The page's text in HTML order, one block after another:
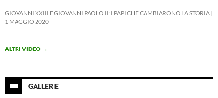
GIOVANNI XXIII E GIOVANNI PAOLO II: I PAPI CHE CAMBIARONO LA STORIA
1 MAGGIO 2020
ALTRI VIDEO →
GALLERIE